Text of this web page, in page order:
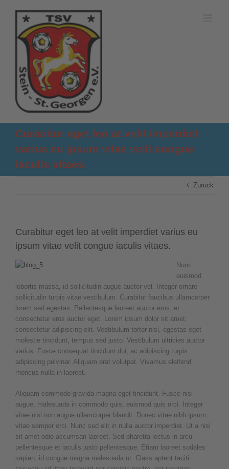
Curabitur eget leo at velit imperdiet
varius eu ipsum vitae velit congue
iaculis vitaes.
Zurück
Curabitur eget leo at velit imperdiet varius eu
ipsum vitae velit congue iaculis vitaes.
Nunc
euismod
lobortis massa, id sollicitudin augue auctor vel. Integer ornare
sollicitudin turpis vitae vestibulum. Curabitur faucibus ullamcorper
lorem sed egestas. Pellentesque laoreet auctor eros, et
consectetur eros auctor eget. Lorem ipsum dolor sit amet,
consectetur adipiscing elit. Vestibulum tortor nisi, egestas eget
molestie tincidunt, tempus sed justo. Vestibulum ultricies auctor
varius. Fusce consequat tincidunt dui, ac adipiscing turpis
adipiscing pulvinar. Aliquam erat volutpat. Vivamus eleifend
rhoncus nulla in laoreet.
Aliquam commodo gravida magna eget tincidunt. Fusce nisi
augue, malesuada in commodo quis, euismod quis orci. Integer
vitae nisl non augue ullamcorper blandit. Donec vitae nibh ipsum,
vitae semper orci. Nunc sed elit in nulla auctor imperdiet. Ut a nisl
sit amet odio accumsan laoreet. Sed pharetra lectus in arcu
pellentesque et iaculis justo pellentesque. Etiam laoreet sodales
sapien, id congue magna malesuada ut. Class aptent taciti